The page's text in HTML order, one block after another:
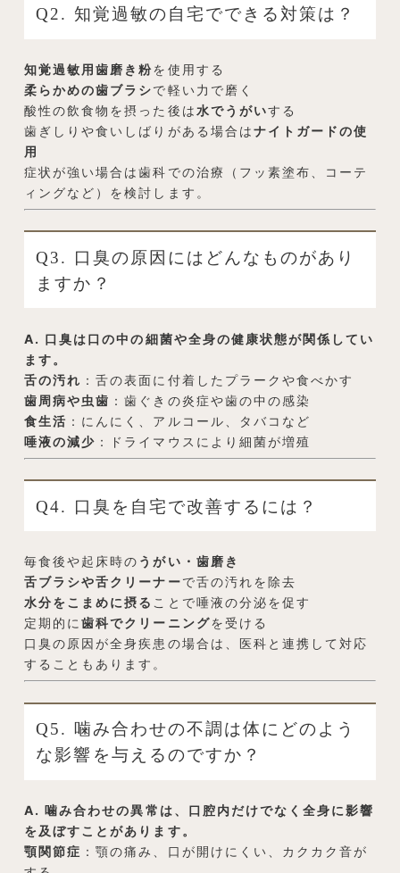
Q2. 知覚過敏の自宅でできる対策は？
知覚過敏用歯磨き粉を使用する
柔らかめの歯ブラシで軽い力で磨く
酸性の飲食物を摂った後は水でうがいする
歯ぎしりや食いしばりがある場合はナイトガードの使
用
症状が強い場合は歯科での治療（フッ素塗布、コーテ
ィングなど）を検討します。
Q3. 口臭の原因にはどんなものがあり
ますか？
A. 口臭は口の中の細菌や全身の健康状態が関係してい
ます。
舌の汚れ ：舌の表面に付着したプラークや食べかす
歯周病や虫歯 ：歯ぐきの炎症や歯の中の感染
食生活 ：にんにく、アルコール、タバコなど
唾液の減少 ：ドライマウスにより細菌が増殖
Q4. 口臭を自宅で改善するには？
毎食後や起床時の うがい・歯磨き
舌ブラシや舌クリーナーで舌の汚れを除去
水分をこまめに摂る ことで唾液の分泌を促す
定期的に歯科でクリーニングを受ける
口臭の原因が全身疾患の場合は、医科と連携して対応
することもあります。
Q5. 噛み合わせの不調は体にどのよう
な影響を与えるのですか？
A. 噛み合わせの異常は、口腔内だけでなく全身に影響
を及ぼすことがあります。
顎関節症 ：顎の痛み、口が開けにくい、カクカク音が